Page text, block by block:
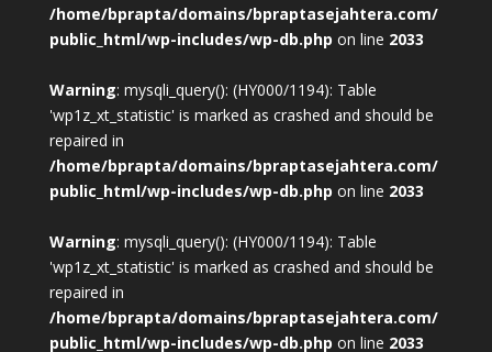
/home/bprapta/domains/bpraptasejahtera.com/
public_html/wp-includes/wp-db.php on line 2033
Warning: mysqli_query(): (HY000/1194): Table
'wp1z_xt_statistic' is marked as crashed and should be
repaired in
/home/bprapta/domains/bpraptasejahtera.com/
public_html/wp-includes/wp-db.php on line 2033
Warning: mysqli_query(): (HY000/1194): Table
'wp1z_xt_statistic' is marked as crashed and should be
repaired in
/home/bprapta/domains/bpraptasejahtera.com/
public_html/wp-includes/wp-db.php on line 2033